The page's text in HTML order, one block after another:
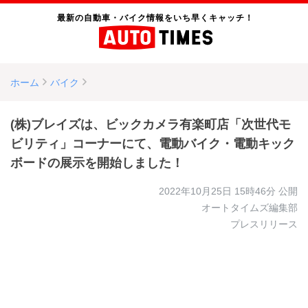
最新の自動車・バイク情報をいち早くキャッチ！
ホーム バイク
(株)ブレイズは、ビックカメラ有楽町店「次世代モ
ビリティ」コーナーにて、電動バイク・電動キック
ボードの展示を開始しました！
2022年10月25日 15時46分 公開
オートタイムズ編集部
プレスリリース